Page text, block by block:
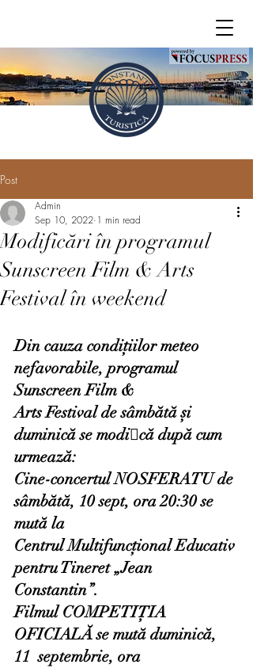
Post
Modificări în programul
Sunscreen Film & Arts
Festival în weekend
Admin
Sep 10, 2022 1 min read
Din cauza condițiilor meteo
nefavorabile, programul
Sunscreen Film &
Arts Festival de sâmbătă și
duminică se modică după cum
urmează:
Cine-concertul NOSFERATU de
sâmbătă, 10 sept, ora 20:30 se
mută la
Centrul Multifuncțional Educativ
pentru Tineret „Jean
Constantin”.
Filmul COMPETIȚIA
OFICIALĂ se mută duminică,
11  septembrie, ora